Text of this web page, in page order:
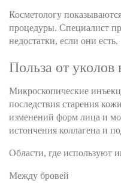
Косметологу
процедуры. Специалист
недостатки, если они есть.
Польза от уколов
Микроскопические
последствия старения
изменений форм лица и
истончения коллагена и
Области, где используют
Между бровей